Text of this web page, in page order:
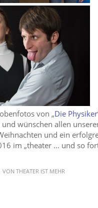
von „Die Physiker
wünschen allen
und ein
im „theater … und so
VON THEATER IST MEHR